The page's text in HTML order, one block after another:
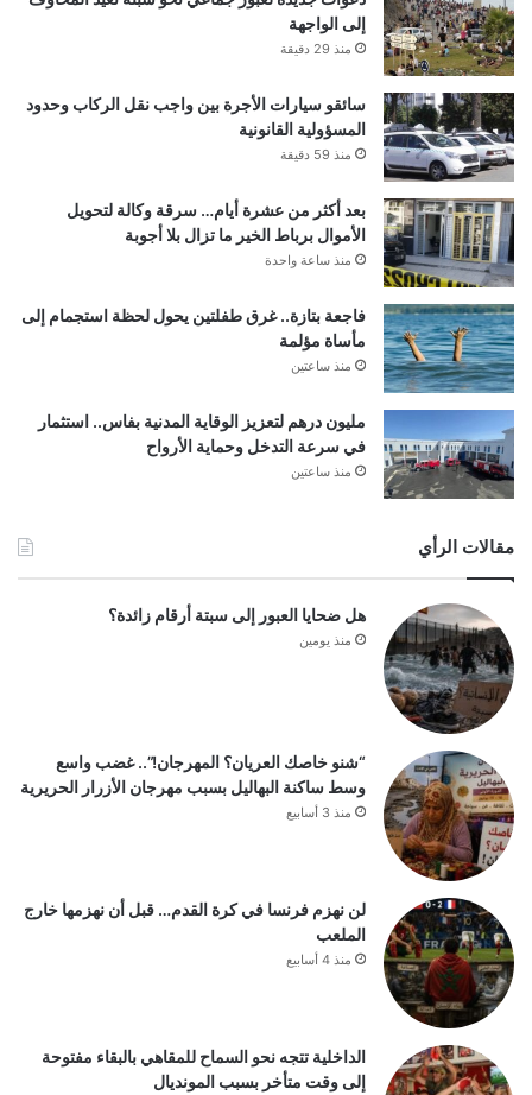
إلى الواجهة
منذ 29 دقيقة
سائقو سيارات الأجرة بين واجب نقل الركاب وحدود
المسؤولية القانونية
منذ 59 دقيقة
بعد أكثر من عشرة أيام… سرقة وكالة لتحويل
الأموال برباط الخير ما تزال بلا أجوبة
منذ ساعة واحدة
فاجعة بتازة.. غرق طفلتين يحول لحظة استجمام إلى
مأساة مؤلمة
منذ ساعتين
مليون درهم لتعزيز الوقاية المدنية بفاس.. استثمار
في سرعة التدخل وحماية الأرواح
منذ ساعتين
مقالات الرأي
هل ضحايا العبور إلى سبتة أرقام زائدة؟
منذ يومين
“شنو خاصك العريان؟ المهرجان!”.. غضب واسع
وسط ساكنة البهاليل بسبب مهرجان الأزرار الحريرية
منذ 3 أسابيع
لن نهزم فرنسا في كرة القدم… قبل أن نهزمها خارج
الملعب
منذ 4 أسابيع
الداخلية تتجه نحو السماح للمقاهي بالبقاء مفتوحة
إلى وقت متأخر بسبب المونديال